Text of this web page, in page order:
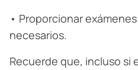
• Proporcionar
necesarios.
Recuerde que, incluso si